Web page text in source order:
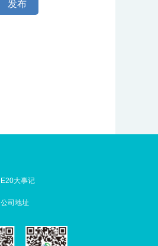
发布
E20大事记
公司地址